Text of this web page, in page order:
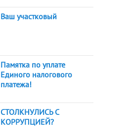
Ваш участковый
Памятка по уплате
Единого налогового
платежа!
СТОЛКНУЛИСЬ С
КОРРУПЦИЕЙ?